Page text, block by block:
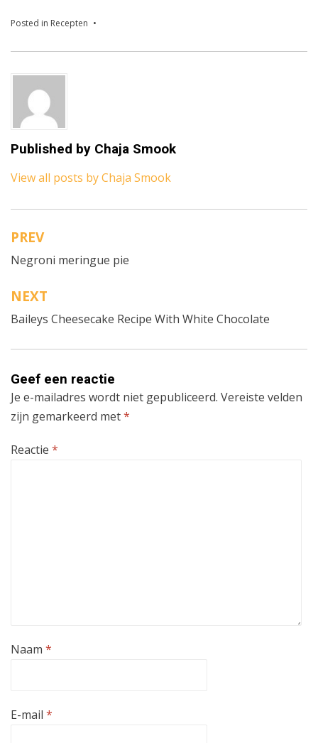
Posted in Recepten
Published by Chaja Smook
View all posts by Chaja Smook
Bericht
navigatie
PREV
Negroni meringue pie
NEXT
Baileys Cheesecake Recipe With White Chocolate
Geef een reactie
Je e-mailadres wordt niet gepubliceerd. Vereiste velden
zijn gemarkeerd met*
Reactie *
Naam *
E-mail *